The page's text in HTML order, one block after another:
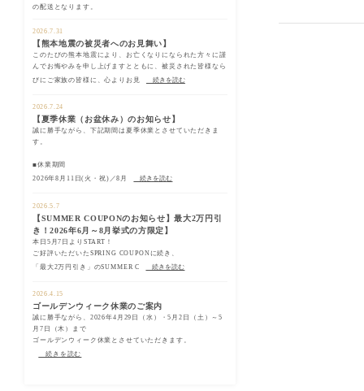
の配送となります。
2026.7.31
【熊本地震の被災者へのお見舞い】
このたびの熊本地震により、お亡くなりになられた方々に謹
んでお悔やみを申し上げますとともに、被災された皆様なら
びにご家族の皆様に、心よりお見
続きを読む
2026.7.24
【夏季休業（お盆休み）のお知らせ】
誠に勝手ながら、下記期間は夏季休業とさせていただきま
す。
■休業期間
2026年8月11日(火・祝)／8月
続きを読む
2026.5.7
【SUMMER COUPONのお知らせ】最大2万円引
き！2026年6月～8月挙式の方限定】
本日5月7日よりSTART！
ご好評いただいたSPRING COUPONに続き、
「最大2万円引き」のSUMMER C
続きを読む
2026.4.15
ゴールデンウィーク休業のご案内
誠に勝手ながら、2026年4月29日（水）・5月2日（土）～5
月7日（木）まで
ゴールデンウィーク休業とさせていただきます。
続きを読む